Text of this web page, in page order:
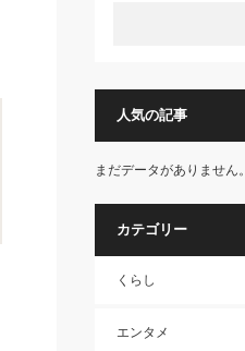
人気の記事
まだデータがありません。
カテゴリー
くらし
エンタメ